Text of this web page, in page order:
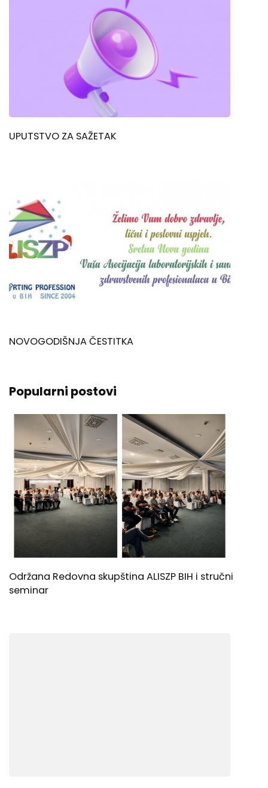
UPUTSTVO ZA SAŽETAK
NOVOGODIŠNJA ČESTITKA
Popularni postovi
Održana Redovna skupština ALISZP BIH i stručni
seminar